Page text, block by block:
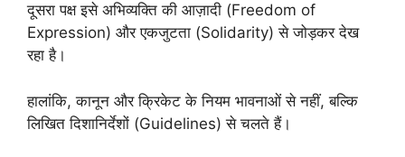
दूसरा पक्ष इसे अभिव्यक्ति की आज़ादी (Freedom of
Expression) और एकजुटता (Solidarity) से जोड़कर देख
रहा है।
हालांकि, कानून और क्रिकेट के नियम भावनाओं से नहीं, बल्कि
लिखित दिशानिर्देशों (Guidelines) से चलते हैं।